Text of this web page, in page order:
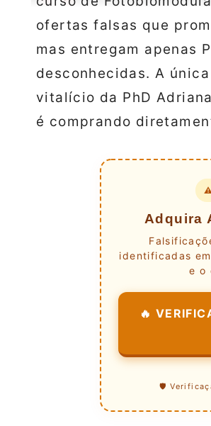
ofertas falsas que
mas entregam apenas
desconhecidas. A
vitalício da PhD
é comprando
⚠️
Adquira
identificadas
e o
🔥
🛡️